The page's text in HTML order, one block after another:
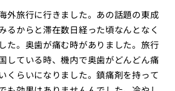
外旅行に行きました。あの話題の東成
るからと滞在数日経った頃なんとなく
た。奥歯が痛む時がありました。旅行
している時、機内で奥歯がどんどん痛
くらいになりました。鎮痛剤を持って